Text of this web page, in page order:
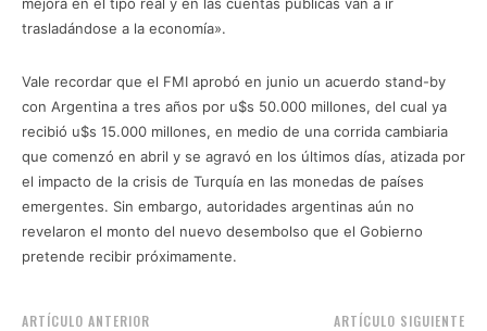
trasladándose a la economía».
Vale recordar que el FMI aprobó en junio un acuerdo stand-by
con Argentina a tres años por u$s 50.000 millones, del cual ya
recibió u$s 15.000 millones, en medio de una corrida cambiaria
que comenzó en abril y se agravó en los últimos días, atizada por
el impacto de la crisis de Turquía en las monedas de países
emergentes. Sin embargo, autoridades argentinas aún no
revelaron el monto del nuevo desembolso que el Gobierno
pretende recibir próximamente.
ARTÍCULO ANTERIOR ARTÍCULO SIGUIENTE